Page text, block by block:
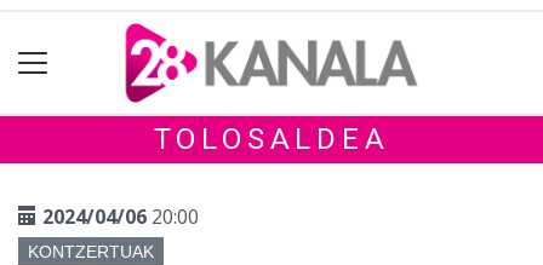
TOLOSALDEA
2024/04/06 20:00
KONTZERTUAK